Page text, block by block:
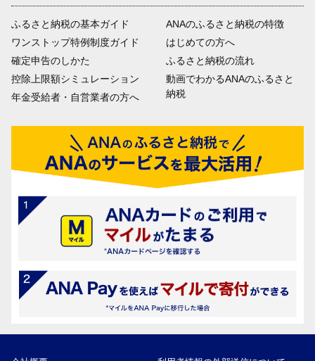
ふるさと納税の基本ガイド
ワンストップ特例制度ガイド
確定申告のしかた
控除上限額シミュレーション
年金受給者・自営業者の方へ
ANAのふるさと納税の特徴
はじめての方へ
ふるさと納税の流れ
動画でわかるANAのふるさと
納税